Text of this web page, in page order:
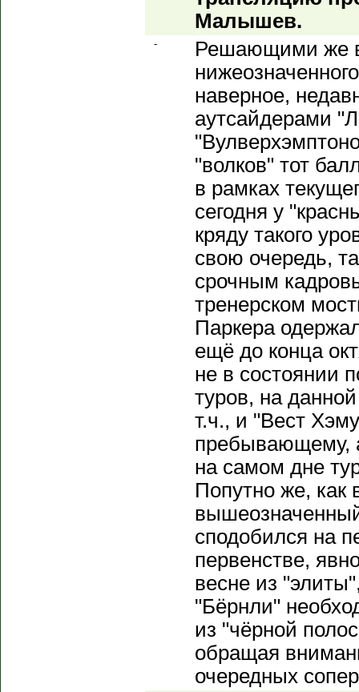
Малышев.
-
Решающими же
наверное,
аутсайдерами
"волков" тот
в рамках
сегодня у
кряду такого
свою очередь,
срочным
тренерском
Паркера
ещё до конца
не в состоянии
туров, на
т.ч., и "Вест
пребывающему,
на самом дне
Попутно же, как
сподобился на
первенстве,
весне из
"Бёрнли"
из "чёрной
обращая
очередных